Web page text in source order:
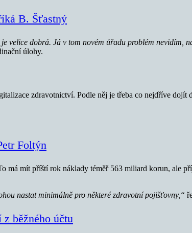
B. Šťastný
velice dobrá. Já v tom novém úřadu problém nevidím,
úlohy.
zdravotnictví. Podle něj je třeba co nejdříve dojít
Foltýn
má mít příští rok náklady téměř 563 miliard korun, ale
nastat minimálně pro některé zdravotní pojišťovny,“
běžného účtu